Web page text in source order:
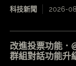
科技新聞 2026-
改進投票功能
群組對話功能升